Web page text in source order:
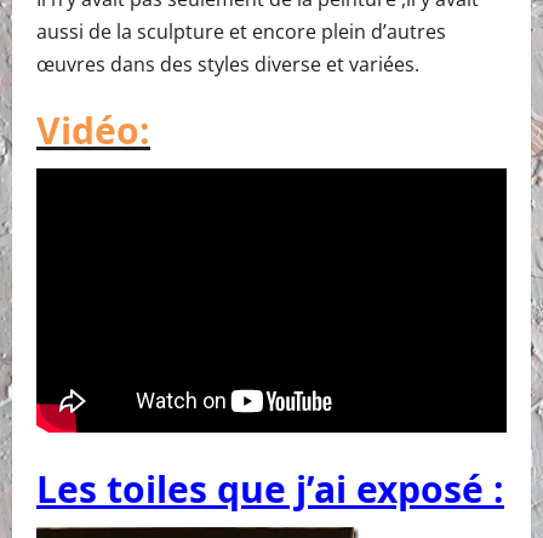
aussi de la sculpture et encore plein d’autres
œuvres dans des styles diverse et variées.
Vidéo:
Les toiles que j’ai exposé :